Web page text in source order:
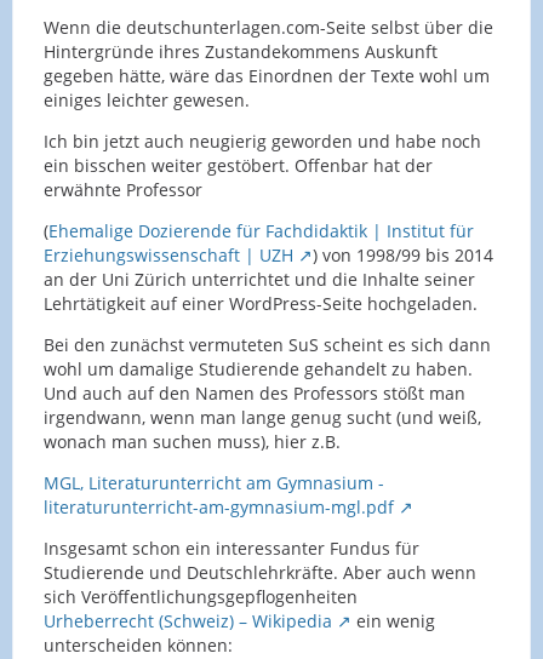
Wenn die deutschunterlagen.com-Seite selbst über die
Hintergründe ihres Zustandekommens Auskunft
gegeben hätte, wäre das Einordnen der Texte wohl um
einiges leichter gewesen.
Ich bin jetzt auch neugierig geworden und habe noch
ein bisschen weiter gestöbert. Offenbar hat der
erwähnte Professor
(Ehemalige Dozierende für Fachdidaktik | Institut für
Erziehungswissenschaft | UZH
) von 1998/99 bis 2014
an der Uni Zürich unterrichtet und die Inhalte seiner
Lehrtätigkeit auf einer WordPress-Seite hochgeladen.
Bei den zunächst vermuteten SuS scheint es sich dann
wohl um damalige Studierende gehandelt zu haben.
Und auch auf den Namen des Professors stößt man
irgendwann, wenn man lange genug sucht (und weiß,
wonach man suchen muss), hier z.B.
MGL, Literaturunterricht am Gymnasium -
literaturunterricht-am-gymnasium-mgl.pdf
Insgesamt schon ein interessanter Fundus für
Studierende und Deutschlehrkräfte. Aber auch wenn
sich Veröffentlichungsgepflogenheiten
Urheberrecht (Schweiz) – Wikipedia
ein wenig
unterscheiden können: